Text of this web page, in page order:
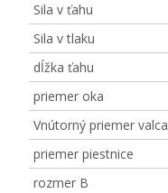
Sila v ťahu
Sila v tlaku
dĺžka ťahu
priemer oka
Vnútorný priemer valca
priemer piestnice
rozmer B